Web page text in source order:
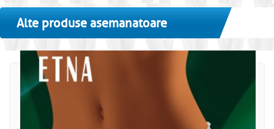
Alte produse asemanatoare